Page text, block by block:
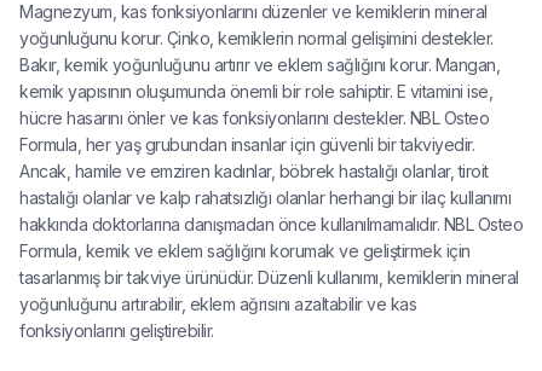
Magnezyum, kas fonksiyonlarını düzenler ve kemiklerin mineral
yoğunluğunu korur. Çinko, kemiklerin normal gelişimini destekler.
Bakır, kemik yoğunluğunu artırır ve eklem sağlığını korur. Mangan,
kemik yapısının oluşumunda önemli bir role sahiptir. E vitamini ise,
hücre hasarını önler ve kas fonksiyonlarını destekler. NBL Osteo
Formula, her yaş grubundan insanlar için güvenli bir takviyedir.
Ancak, hamile ve emziren kadınlar, böbrek hastalığı olanlar, tiroit
hastalığı olanlar ve kalp rahatsızlığı olanlar herhangi bir ilaç kullanımı
hakkında doktorlarına danışmadan önce kullanılmamalıdır. NBL Osteo
Formula, kemik ve eklem sağlığını korumak ve geliştirmek için
tasarlanmış bir takviye ürünüdür. Düzenli kullanımı, kemiklerin mineral
yoğunluğunu artırabilir, eklem ağrısını azaltabilir ve kas
fonksiyonlarını geliştirebilir.